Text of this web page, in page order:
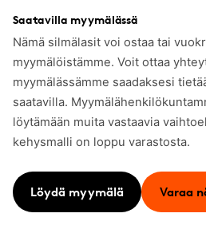
Saatavilla myymälässä
Nämä silmälasit voi ostaa tai
myymälöistämme. Voit ottaa
myymälässämme saadaksesi
saatavilla.
löytämään muita vastaavia
kehysmalli on loppu varastosta.
Löydä myymälä Varaa